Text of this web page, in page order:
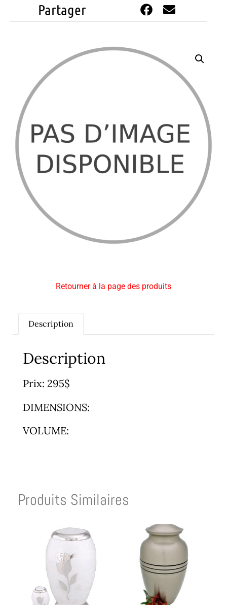
Partager
Retourner à la page des produits
Description
Description
Prix: 295$
DIMENSIONS:
VOLUME:
Produits Similaires